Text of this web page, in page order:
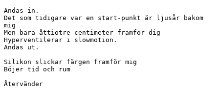
Andas in.
Det som tidigare var en start-punkt är ljusår bakom
mig
Men bara åttiotre centimeter framför dig
Hyperventilerar i slowmotion.
Andas ut.
Silikon slickar färgen framför mig
Böjer tid och rum
Återvänder